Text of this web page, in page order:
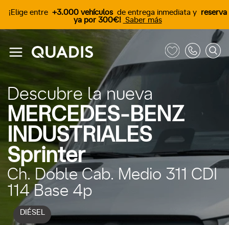
¡Elige entre +3.000 vehículos de entrega inmediata y reserva
ya por 300€! Saber más
Descubre la nueva
MERCEDES-BENZ
INDUSTRIALES
Sprinter
DIÉSEL
Ch. Doble Cab. Medio 311 CDI
114 Base 4p